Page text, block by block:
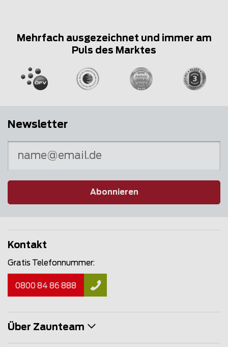
Mehrfach ausgezeichnet und immer am
Puls des Marktes
Newsletter
Abonnieren
Kontakt
Gratis Telefonnummer:
0800 84 86 888
Über Zaunteam